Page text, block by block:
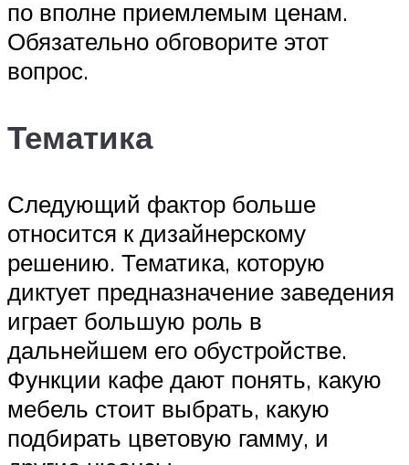
по вполне приемлемым ценам.
Обязательно обговорите этот
вопрос.
Тематика
Следующий фактор больше
относится к дизайнерскому
решению. Тематика, которую
диктует предназначение заведения
играет большую роль в
дальнейшем его обустройстве.
Функции кафе дают понять, какую
мебель стоит выбрать, какую
подбирать цветовую гамму, и